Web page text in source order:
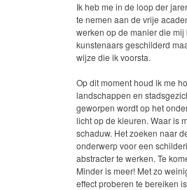
Ik heb me in de loop der
te nemen aan de vrije
werken op de manier die
kunstenaars geschilderd
wijze die ik voorsta.
Op dit moment houd ik me
landschappen en
geworpen wordt op het
licht op de kleuren. Waar is
schaduw. Het zoeken naar
onderwerp voor een
abstracter te werken. Te
Minder is meer! Met zo
effect proberen te bereiken